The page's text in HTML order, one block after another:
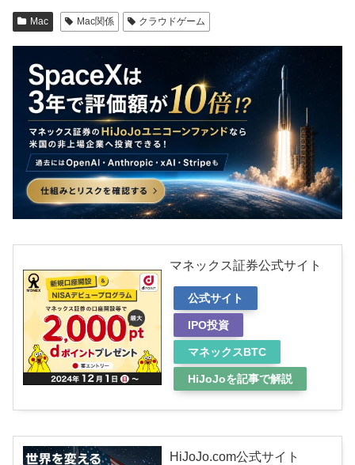
Mac Mac関係 クラウドゲーム
マネックス証券公式サイト
公式サイト
IPO投資
マネックスBTC
HiJoJoを記事で解説
HiJoJo.com公式サイト